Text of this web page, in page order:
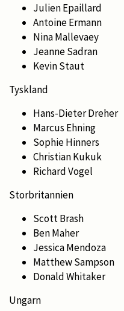
Julien Epaillard
Antoine Ermann
Nina Mallevaey
Jeanne Sadran
Kevin Staut
Tyskland
Hans-Dieter Dreher
Marcus Ehning
Sophie Hinners
Christian Kukuk
Richard Vogel
Storbritannien
Scott Brash
Ben Maher
Jessica Mendoza
Matthew Sampson
Donald Whitaker
Ungarn